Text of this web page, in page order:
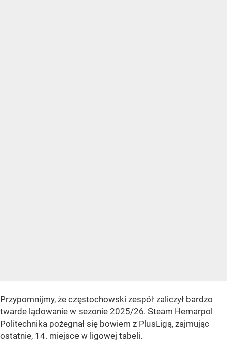
Przypomnijmy, że częstochowski zespół zaliczył bardzo
twarde lądowanie w sezonie 2025/26. Steam Hemarpol
Politechnika pożegnał się bowiem z PlusLigą, zajmując
ostatnie, 14. miejsce w ligowej tabeli.